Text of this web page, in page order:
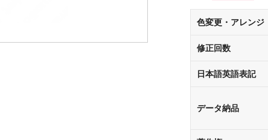
色変更・アレンジ
修正回数
日本語英語表記
データ納品